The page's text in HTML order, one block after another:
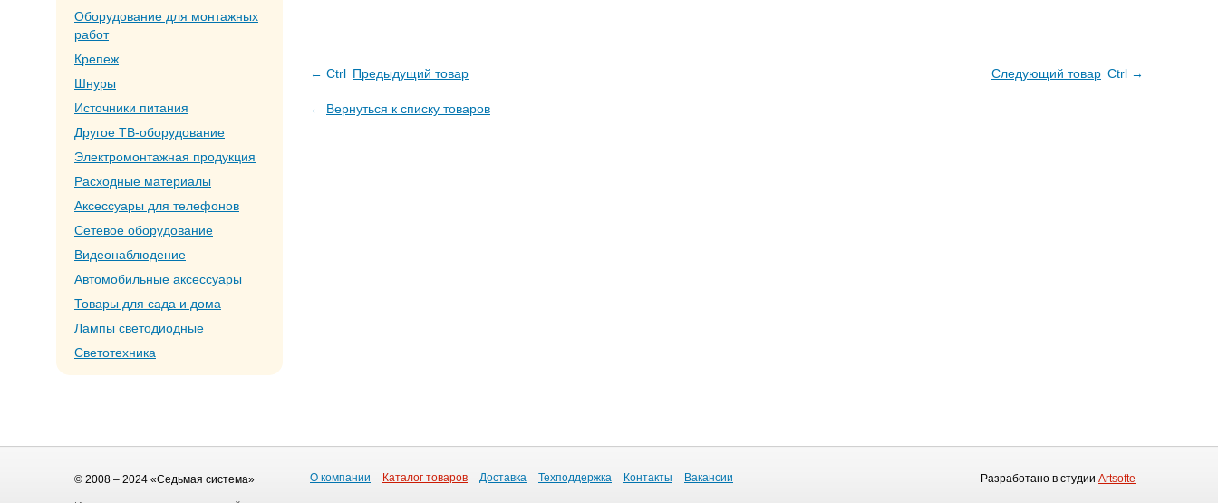
Оборудование для монтажных
работ
Крепеж
Шнуры
Источники питания
Другое ТВ-оборудование
Электромонтажная продукция
Расходные материалы
Аксессуары для телефонов
Сетевое оборудование
Видеонаблюдение
Автомобильные аксессуары
Товары для сада и дома
Лампы светодиодные
Светотехника
← Ctrl Предыдущий товар Следующий товар Ctrl →
← Вернуться к списку товаров
© 2008 – 2024 «Седьмая система» Разработано в студии Artsofte
О компании Каталог товаров Доставка Техподдержка Контакты Вакансии